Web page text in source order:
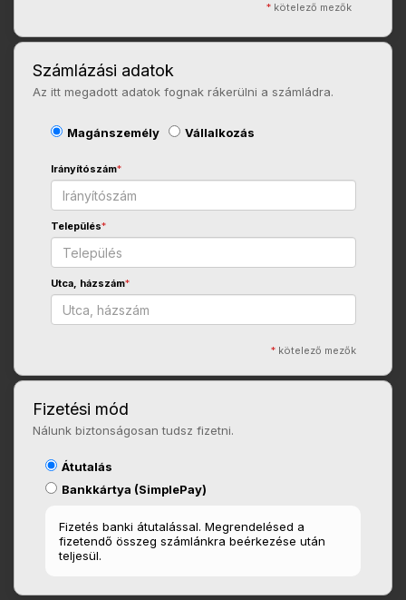
* kötelező mezők
Számlázási adatok
Az itt megadott adatok fognak rákerülni a számládra.
Magánszemély Vállalkozás
Irányítószám*
Település*
Utca, házszám*
* kötelező mezők
Fizetési mód
Nálunk biztonságosan tudsz fizetni.
Átutalás
Bankkártya (SimplePay)
Fizetés banki átutalással. Megrendelésed a
fizetendő összeg számlánkra beérkezése után
teljesül.